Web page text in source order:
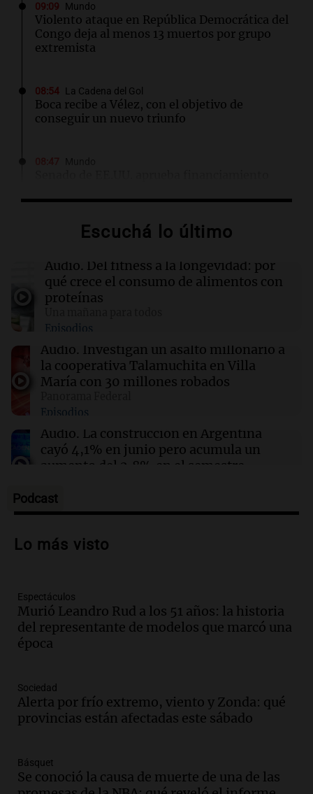
09:09 Mundo
Violento ataque en República Democrática del
Congo deja al menos 13 muertos por grupo
extremista
08:54 La Cadena del Gol
Boca recibe a Vélez, con el objetivo de
conseguir un nuevo triunfo
elecciones
Rosario amaneció con 4,9°C y se espera una
máxima de 14°C
Cierra el caso de la jueza Afiuni en Venezuela y
se restituye su libertad plena
08:34 Sociedad
opera en la Triple Frontera
Escuchá lo último
Audio. Del fitness a la longevidad: por
qué crece el consumo de alimentos con
proteínas
Episodios
Audio. Investigan un asalto millonario a
la cooperativa Talamuchita en Villa
María con 30 millones robados
Episodios
Audio. La construcción en Argentina
cayó 4,1% en junio pero acumula un
aumento del 2,8% en el semestre
Episodios
Audio.La inflación en Buenos Aires se
datos preliminares
Audio.
Facundo Moyano para levantar
perimetral sobre Candela Arizaga
Panorama Federal
Audio.
acelera al 2,9% en julio y anticipa datos
oficiales
Audio.San Miguel de Tucumán: 433
luminarias públicas destruidas en 14
Podcast
Lo más visto
Espectáculos
Murió Leandro Rud a los 51 años: la historia
del representante de modelos que marcó una
época
Sociedad
Alerta por frío extremo, viento y Zonda: qué
provincias están afectadas este sábado
Básquet
Se conoció la causa de muerte de una de las